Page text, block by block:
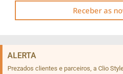
Receber as
ALERTA
Prezados clientes e parceiros, a Clio